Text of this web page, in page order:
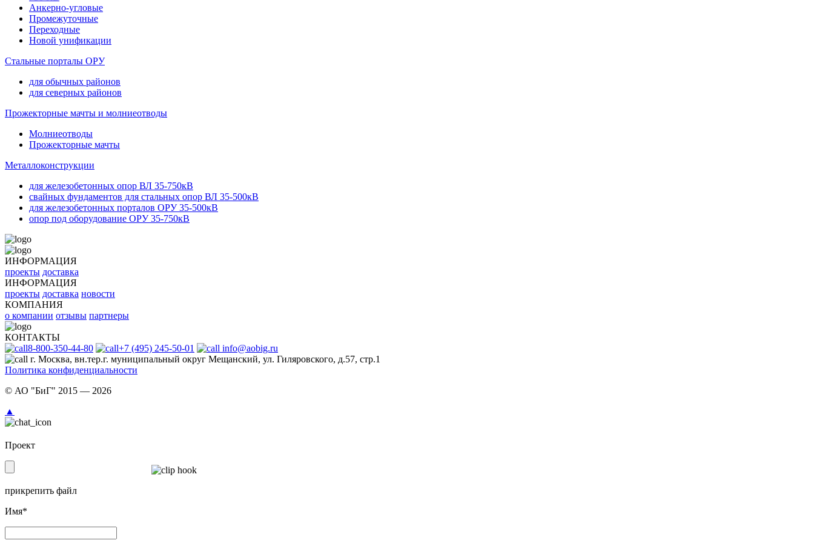
Анкерно-угловые
Промежуточные
Переходные
Новой унификации
Стальные порталы ОРУ
для обычных районов
для северных районов
Прожекторные мачты и молниеотводы
Молниеотводы
Прожекторные мачты
Металлоконструкции
для железобетонных опор ВЛ 35-750кВ
свайных фундаментов для стальных опор ВЛ 35-500кВ
для железобетонных порталов ОРУ 35-500кВ
опор под оборудование ОРУ 35-750кВ
ИНФОРМАЦИЯ
проекты доставка
ИНФОРМАЦИЯ
проекты доставка новости
КОМПАНИЯ
о компании отзывы партнеры
КОНТАКТЫ
8-800-350-44-80
+7 (495) 245-50-01
info@aobig.ru
г. Москва, вн.тер.г. муниципальный округ Мещанский, ул. Гиляровского, д.57, стр.1
Политика конфиденциальности
© АО "БиГ" 2015 — 2026